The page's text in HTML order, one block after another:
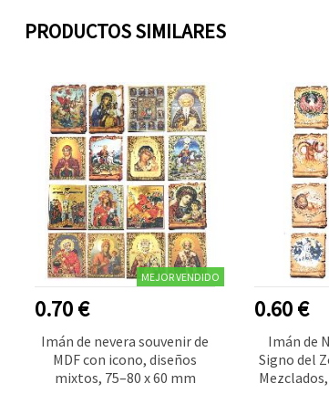
PRODUCTOS SIMILARES
MEJOR VENDIDO
0.70 €
Imán de nevera souvenir de
MDF con icono, diseños
mixtos, 75–80 x 60 mm
0.60 €
Imán de
Signo del